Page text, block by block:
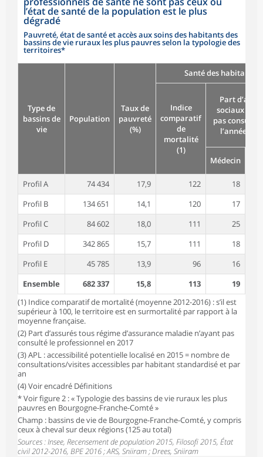
l’état de santé de la population est le plus
dégradé
Pauvreté, état de santé et accès aux soins des habitants des
bassins de vie ruraux les plus pauvres selon la typologie des
territoires*
Type de
bassins de
vie
Population
Taux de
pauvreté
(%)
Santé des habitants
Indice
comparatif
de
mortalité
(1)
Part
sociaux
pas consulté
l’année (2)
Médecin
Profil A 74 434 17,9 122
18
Profil B
134 651 14,1 120
17
Profil C
84 602 18,0 111
25
Profil D
342 865 15,7 111
18
Profil E
45 785 13,9 96
16
Ensemble
682 337 15,8 113
19
(1) Indice comparatif de mortalité (moyenne 2012-2016) : s’il est
supérieur à 100, le territoire est en surmortalité par rapport à la
moyenne française.
(2) Part d’assurés tous régime d’assurance maladie n’ayant pas
consulté le professionnel en 2017
(3) APL : accessibilité potentielle localisé en 2015 = nombre de
consultations/visites accessibles par habitant standardisé et par
an
(4) Voir encadré Définitions
* Voir figure 2 : « Typologie des bassins de vie ruraux les plus
pauvres en Bourgogne-Franche-Comté »
Champ : bassins de vie de Bourgogne-Franche-Comté, y compris
ceux à cheval sur deux régions (125 au total)
Sources : Insee, Recensement de population 2015, Filosofi 2015, État
civil 2012-2016, BPE 2016 ; ARS, Sniiram ; Drees, Sniiram